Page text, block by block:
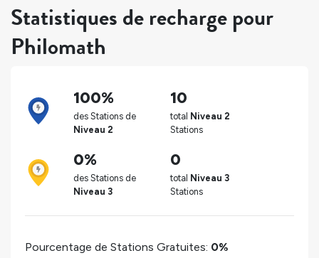
Statistiques de recharge pour
Philomath
100%
des Stations de
Niveau 2
10
total Niveau 2
Stations
0%
des Stations de
Niveau 3
0
total Niveau 3
Stations
Pourcentage de Stations Gratuites: 0%